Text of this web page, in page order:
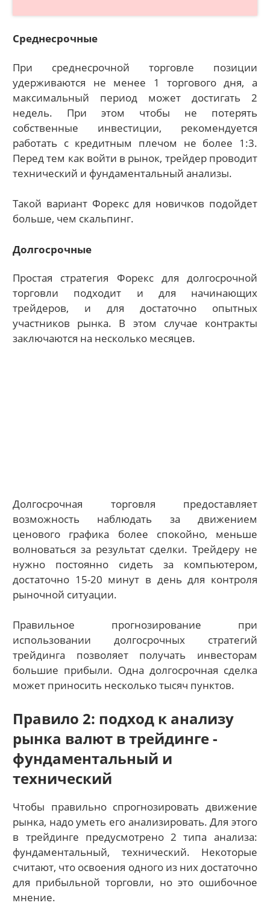
Среднесрочные
При среднесрочной торговле позиции
удерживаются не менее 1 торгового дня, а
максимальный период может достигать 2
недель. При этом чтобы не потерять
собственные инвестиции, рекомендуется
работать с кредитным плечом не более 1:3.
Перед тем как войти в рынок, трейдер проводит
технический и фундаментальный анализы.
Такой вариант Форекс для новичков подойдет
больше, чем скальпинг.
Долгосрочные
Простая стратегия Форекс для долгосрочной
торговли подходит и для начинающих
трейдеров, и для достаточно опытных
участников рынка. В этом случае контракты
заключаются на несколько месяцев.
Долгосрочная торговля предоставляет
возможность наблюдать за движением
ценового графика более спокойно, меньше
волноваться за результат сделки. Трейдеру не
нужно постоянно сидеть за компьютером,
достаточно 15-20 минут в день для контроля
рыночной ситуации.
Правильное прогнозирование при
использовании долгосрочных стратегий
трейдинга позволяет получать инвесторам
большие прибыли. Одна долгосрочная сделка
может приносить несколько тысяч пунктов.
Правило 2: подход к анализу
рынка валют в трейдинге -
фундаментальный и
технический
Чтобы правильно спрогнозировать движение
рынка, надо уметь его анализировать. Для этого
в трейдинге предусмотрено 2 типа анализа:
фундаментальный, технический. Некоторые
считают, что освоения одного из них достаточно
для прибыльной торговли, но это ошибочное
мнение.